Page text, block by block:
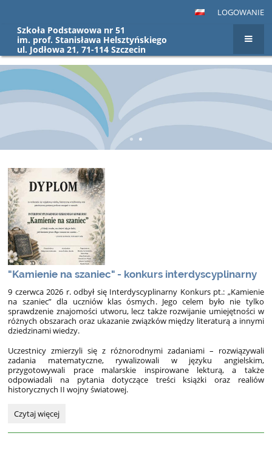
LOGOWANIE
Szkoła Podstawowa nr 51
im. prof. Stanisława Helsztyńskiego
ul. Jodłowa 21, 71-114 Szczecin
Strona
główna
ODDZIAŁY PRZEDSZKOLNE
"Kamienie na szaniec" - konkurs interdyscyplinarny
9 czerwca 2026 r. odbył się Interdyscyplinarny Konkurs pt.: „Kamienie
na szaniec” dla uczniów klas ósmych. Jego celem było nie tylko
sprawdzenie znajomości utworu, lecz także rozwijanie umiejętności w
różnych obszarach oraz ukazanie związków między literaturą a innymi
dziedzinami wiedzy.
Uczestnicy zmierzyli się z różnorodnymi zadaniami – rozwiązywali
zadania matematyczne, rywalizowali w języku angielskim,
przygotowywali prace malarskie inspirowane lekturą, a także
odpowiadali na pytania dotyczące treści książki oraz realiów
historycznych II wojny światowej.
"Kamienie
szaniec"
Czytaj więcej